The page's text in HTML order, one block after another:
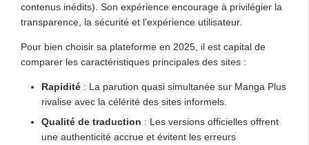
contenus inédits). Son expérience encourage à privilégier la
transparence, la sécurité et l’expérience utilisateur.
Pour bien choisir sa plateforme en 2025, il est capital de
comparer les caractéristiques principales des sites :
Rapidité : La parution quasi simultanée sur Manga Plus
rivalise avec la célérité des sites informels.
Qualité de traduction : Les versions officielles offrent
une authenticité accrue et évitent les erreurs